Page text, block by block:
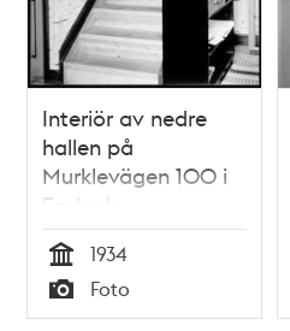
Interiör av nedre
hallen på
Murklevägen 100 i
Enskede
småstugeområde
Tid
1934
Typ
Foto